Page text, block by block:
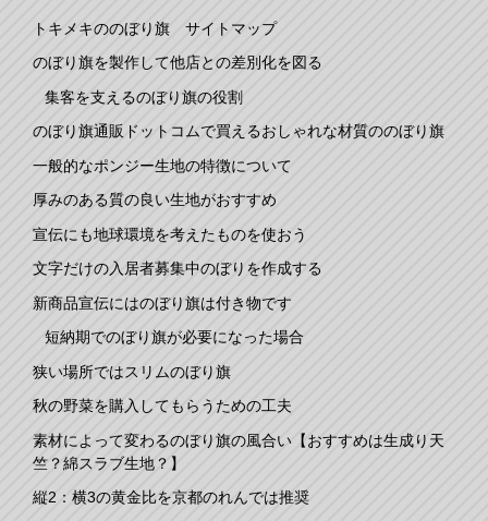
トキメキののぼり旗 サイトマップ
のぼり旗を製作して他店との差別化を図る
集客を支えるのぼり旗の役割
のぼり旗通販ドットコムで買えるおしゃれな材質ののぼり旗
一般的なポンジー生地の特徴について
厚みのある質の良い生地がおすすめ
宣伝にも地球環境を考えたものを使おう
文字だけの入居者募集中のぼりを作成する
新商品宣伝にはのぼり旗は付き物です
短納期でのぼり旗が必要になった場合
狭い場所ではスリムのぼり旗
秋の野菜を購入してもらうための工夫
素材によって変わるのぼり旗の風合い【おすすめは生成り天
竺？綿スラブ生地？】
縦2：横3の黄金比を京都のれんでは推奨